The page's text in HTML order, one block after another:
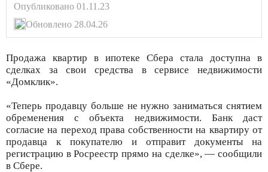
Опубликовано 01.11.23
Обновлено 28.04.26
Продажа квартир в ипотеке Сбера стала доступна в
сделках за свои средства в сервисе недвижимости
«Домклик».
«Теперь продавцу больше не нужно заниматься снятием
обременения с объекта недвижимости. Банк даст
согласие на переход права собственности на квартиру от
продавца к покупателю и отправит документы на
регистрацию в Росреестр прямо на сделке», — сообщили
в Сбере.